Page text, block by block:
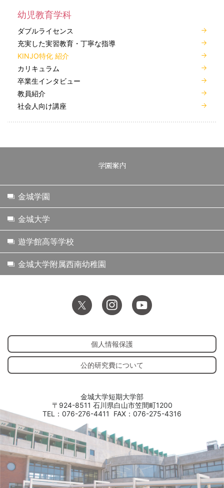
幼児教育学科
ダブルライセンス
充実した実習教育・丁寧な指導
KINJO特化 紹介
カリキュラム
卒業生インタビュー
教員紹介
社会人向け講座
学園案内
金城学園
金城大学
遊学館高等学校
金城大学附属西南幼稚園
個人情報保護
公的研究費について
金城大学短期大学部
〒924-8511 石川県白山市笠間町1200
TEL：076-276-4411
FAX：076-275-4316